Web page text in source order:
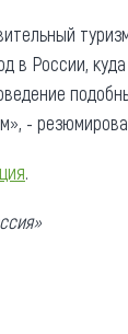
в России,
-
.